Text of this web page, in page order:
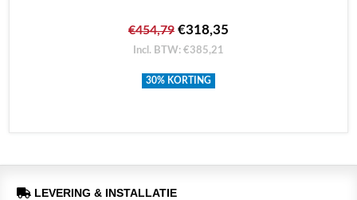
€454,79 €318,35
Incl. BTW: €385,21
30% KORTING
LEVERING & INSTALLATIE